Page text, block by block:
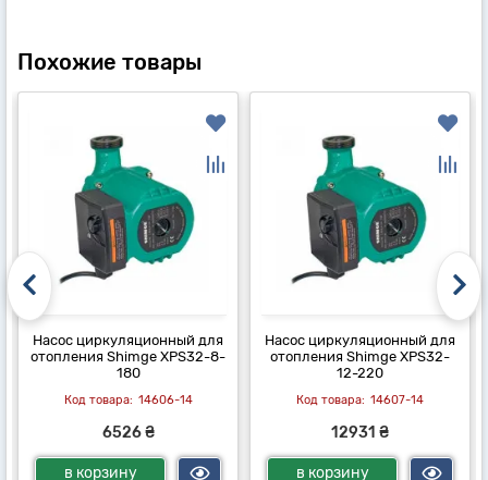
Похожие товары
Насос циркуляционный для
отопления Shimge XPS32-8-
180
14606-14
6526 ₴
в корзину
Насос циркуляционный для
отопления Shimge XPS32-
12-220
14607-14
12931 ₴
в корзину